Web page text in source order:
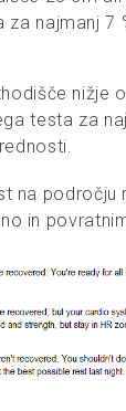
za najmanj 7
nižje
testa za
na področju
in